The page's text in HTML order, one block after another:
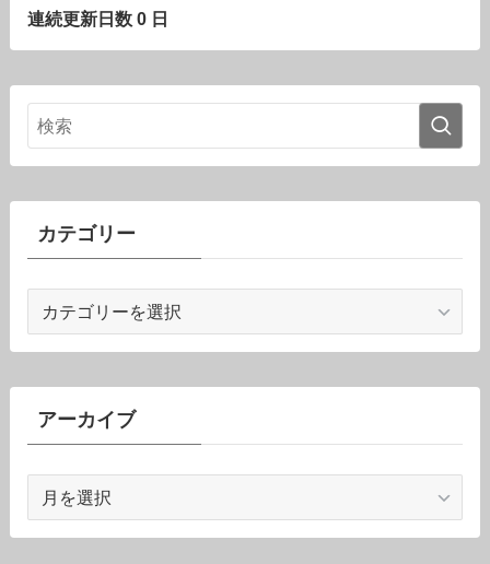
連続更新日数 0 日
カテゴリー
ゴ
リ
ーアーカイブ
カ